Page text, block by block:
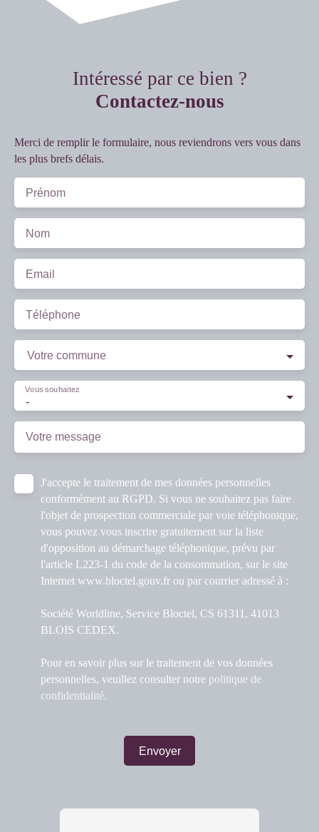
Intéressé par ce bien ?
Contactez-nous
Merci de remplir le formulaire, nous reviendrons vers vous dans
les plus brefs délais.
Prénom
Nom
Email
Téléphone
Votre commune
-
Vous souhaitez
Votre message
J'accepte le traitement de mes données personnelles
conformément au RGPD. Si vous ne souhaitez pas faire
l'objet de prospection commerciale par voie téléphonique,
vous pouvez vous inscrire gratuitement sur la liste
d'opposition au démarchage téléphonique, prévu par
l'article L223-1 du code de la consommation, sur le site
Internet www.bloctel.gouv.fr ou par courrier adressé à :
Société Worldline, Service Bloctel, CS 61311, 41013
BLOIS CEDEX.
Pour en savoir plus sur le traitement de vos données
personnelles, veuillez consulter notre politique de
confidentialité.
Envoyer